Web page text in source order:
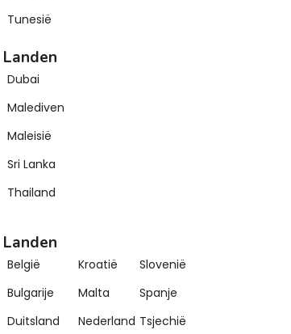
Tunesië
Landen
Dubai
Malediven
Maleisië
Sri Lanka
Thailand
Landen
België
Bulgarije
Duitsland
Kroatië
Malta
Nederland
Slovenië
Spanje
Tsjechië